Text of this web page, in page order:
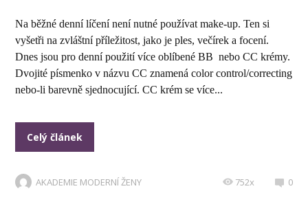
Na běžné denní líčení není nutné používat make-up. Ten si
vyšetři na zvláštní příležitost, jako je ples, večírek a focení.
Dnes jsou pro denní použití více oblíbené BB nebo CC krémy.
Dvojité písmenko v názvu CC znamená color control/correcting
nebo-li barevně sjednocující. CC krém se více...
Celý článek
AKADEMIE MODERNÍ ŽENY 0
752x